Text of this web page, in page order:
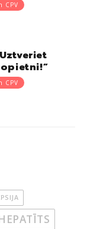
CPV
CPV